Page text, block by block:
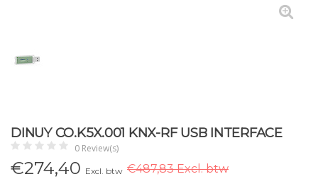
DINUY CO.K5X.001 KNX-RF USB INTERFACE
0 Review(s)
€274,40 Excl. btw €487,83 Excl. btw